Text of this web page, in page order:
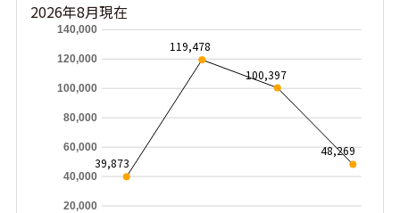
2026年8月現在
20,000
40,000
60,000
80,000
100,000
120,000
140,000
39,873
119,478
100,397
48,269